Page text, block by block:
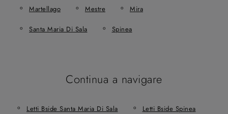
Martellago Mestre Mira
Santa Maria Di Sala Spinea
Continua a navigare
Letti Bside Santa Maria Di Sala Letti Bside Spinea